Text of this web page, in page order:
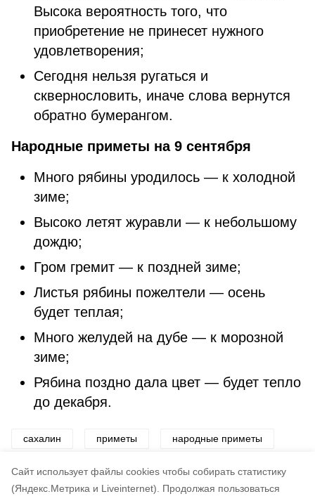
Cайт использует файлы cookies чтобы собирать статистику
(Яндекс.Метрика и Liveinternet).
Продолжая пользоваться
Высока вероятность того, что
приобретение не принесет нужного
удовлетворения;
Сегодня нельзя ругаться и
сквернословить, иначе слова вернутся
обратно бумерангом.
Народные приметы на 9 сентября
Много рябины уродилось — к холодной
зиме;
Высоко летят журавли — к небольшому
дождю;
Гром гремит — к поздней зиме;
Листья рябины пожелтели — осень
будет теплая;
Много желудей на дубе — к морозной
зиме;
Рябина поздно дала цвет — будет тепло
до декабря.
сахалин приметы народные приметы
запреты